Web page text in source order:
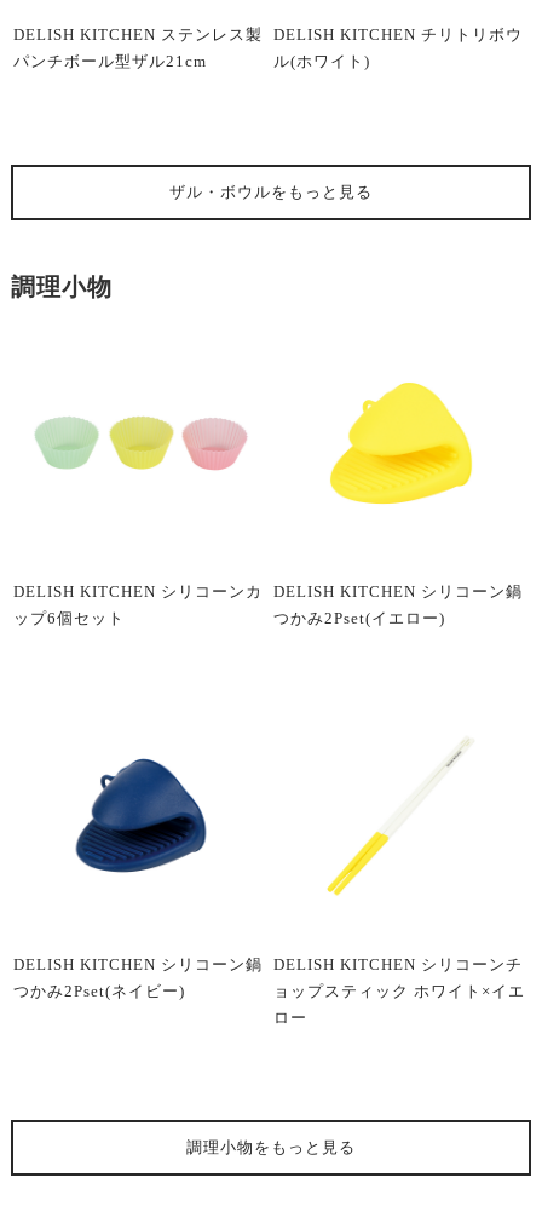
DELISH KITCHEN ステンレス製
パンチボール型ザル21cm
DELISH KITCHEN チリトリボウ
ル(ホワイト)
ザル・ボウルをもっと見る
調理小物
DELISH KITCHEN シリコーンカ
ップ6個セット
DELISH KITCHEN シリコーン鍋
つかみ2Pset(イエロー)
DELISH KITCHEN シリコーン鍋
つかみ2Pset(ネイビー)
DELISH KITCHEN シリコーンチ
ョップスティック ホワイト×イエ
ロー
調理小物 をもっと見る